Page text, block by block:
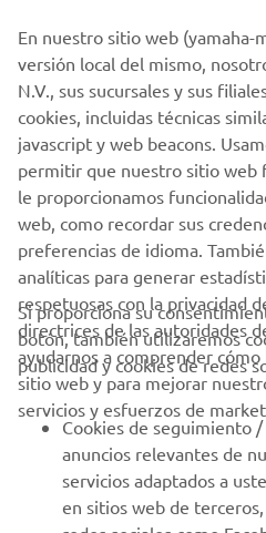
https://
IR AL
CORPORATIVO
PROFESIONALES
MÁS YAMAHA
En nuestro sitio web (yamaha-
versión local del mismo,
N.V., sus sucursales y sus
cookies, incluidas técnicas
javascript y web beacons.
permitir que nuestro sitio web
le proporcionamos
web, como recordar sus
preferencias de idioma.
analíticas para generar
respetuosas con la privacidad
directrices de las autoridades
ayudarnos a comprender
sitio web y para mejorar
servicios y esfuerzos de
Si proporciona su
botón, también utilizaremos
publicidad y cookies de redes
Cookies de seguimiento
anuncios relevantes de
servicios adaptados a
en sitios web de